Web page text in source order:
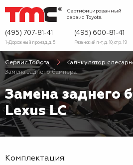
Сертифицированный
сервис Toyota
(495) 707-81-41
1-Дорожный проезд, д. 5
(495) 600-81-41
Рязанский п-т, д. 10, стр. 19
Сервис Тойота Калькулятор
Замена заднего бампера
Замена заднего
Lexus LC
Комплектация: